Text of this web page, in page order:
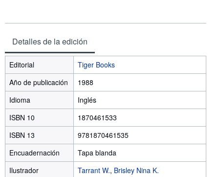
Detalles de la edición
Editorial
Tiger Books
Año de publicación
1988
Idioma
Inglés
ISBN 10
1870461533
ISBN 13
9781870461535
Encuadernación
Tapa blanda
Ilustrador
Tarrant W., Brisley Nina K.